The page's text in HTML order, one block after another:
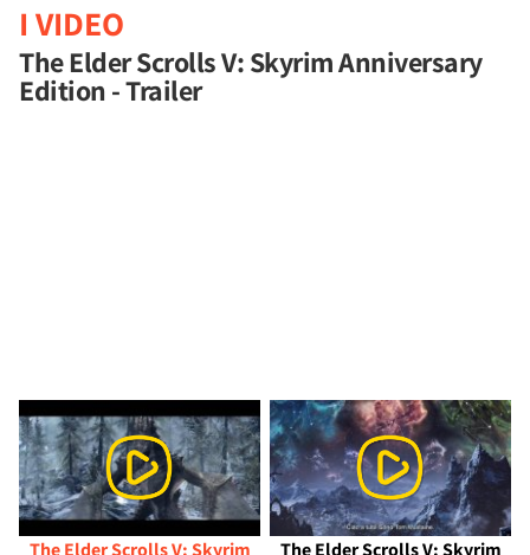
I VIDEO
The Elder Scrolls V: Skyrim Anniversary
Edition - Trailer
The Elder Scrolls V: Skyrim The Elder Scrolls V: Skyrim